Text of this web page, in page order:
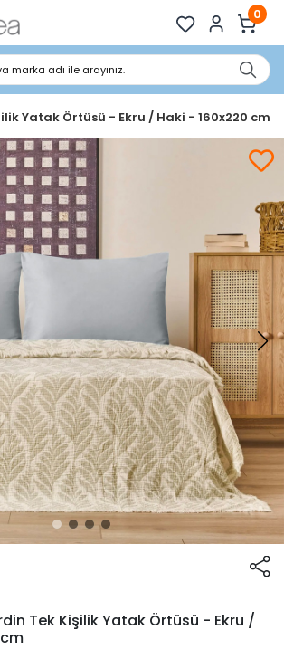
0
marka adı ile arayınız.
Yatak Örtüsü - Ekru / Haki - 160x220 cm
Tek Kişilik Yatak Örtüsü - Ekru /